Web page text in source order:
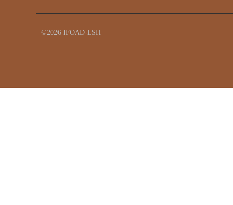
©2026 IFOAD-LSH